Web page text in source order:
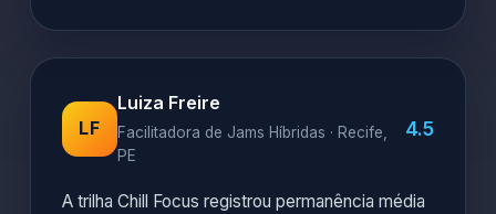
LF
Luiza Freire
Facilitadora de Jams Híbridas · Recife,
PE
4.5
A trilha Chill Focus registrou permanência média